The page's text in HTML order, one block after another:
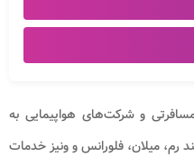
و شرکت‌های هواپیمایی به
رم، میلان، فلورانس و ونیز خدمات